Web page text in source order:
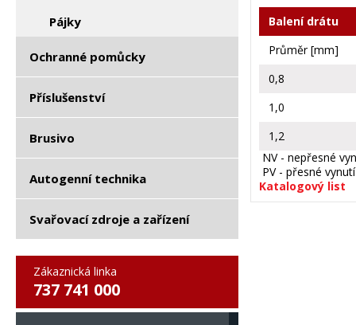
Pájky
Ochranné pomůcky
Příslušenství
Brusivo
Autogenní technika
Svařovací zdroje a zařízení
Zákaznická linka
737 741 000
Balení drátu
Průměr [mm]
0,8
1,0
1,2
NV - nepřesné
PV - přesné vynutí
Katalogový list